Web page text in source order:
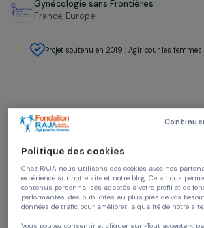
Violences
Gynécologie sans Frontières
Projet soutenu en 2019 : Agir pour les
Présentation du projet
Politique des cookies